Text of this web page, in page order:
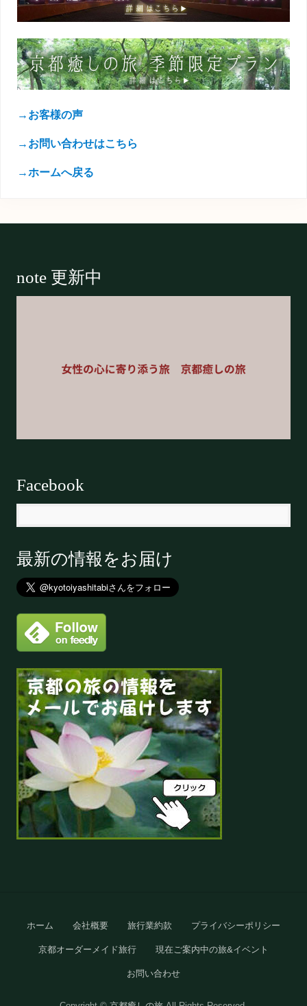
→お客様の声
→お問い合わせはこちら
→ホームへ戻る
note 更新中
Facebook
最新の情報をお届け
Site
Footer
ホーム 会社概要 旅行業約款 プライバシーポリシー
京都オーダーメイド旅行 現在ご案内中の旅&イベント
お問い合わせ